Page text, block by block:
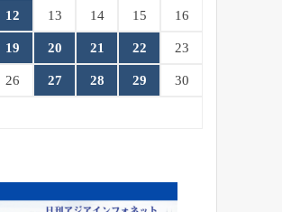
12 13 14 15 16
19 20 21 22 23
26 27 28 29 30